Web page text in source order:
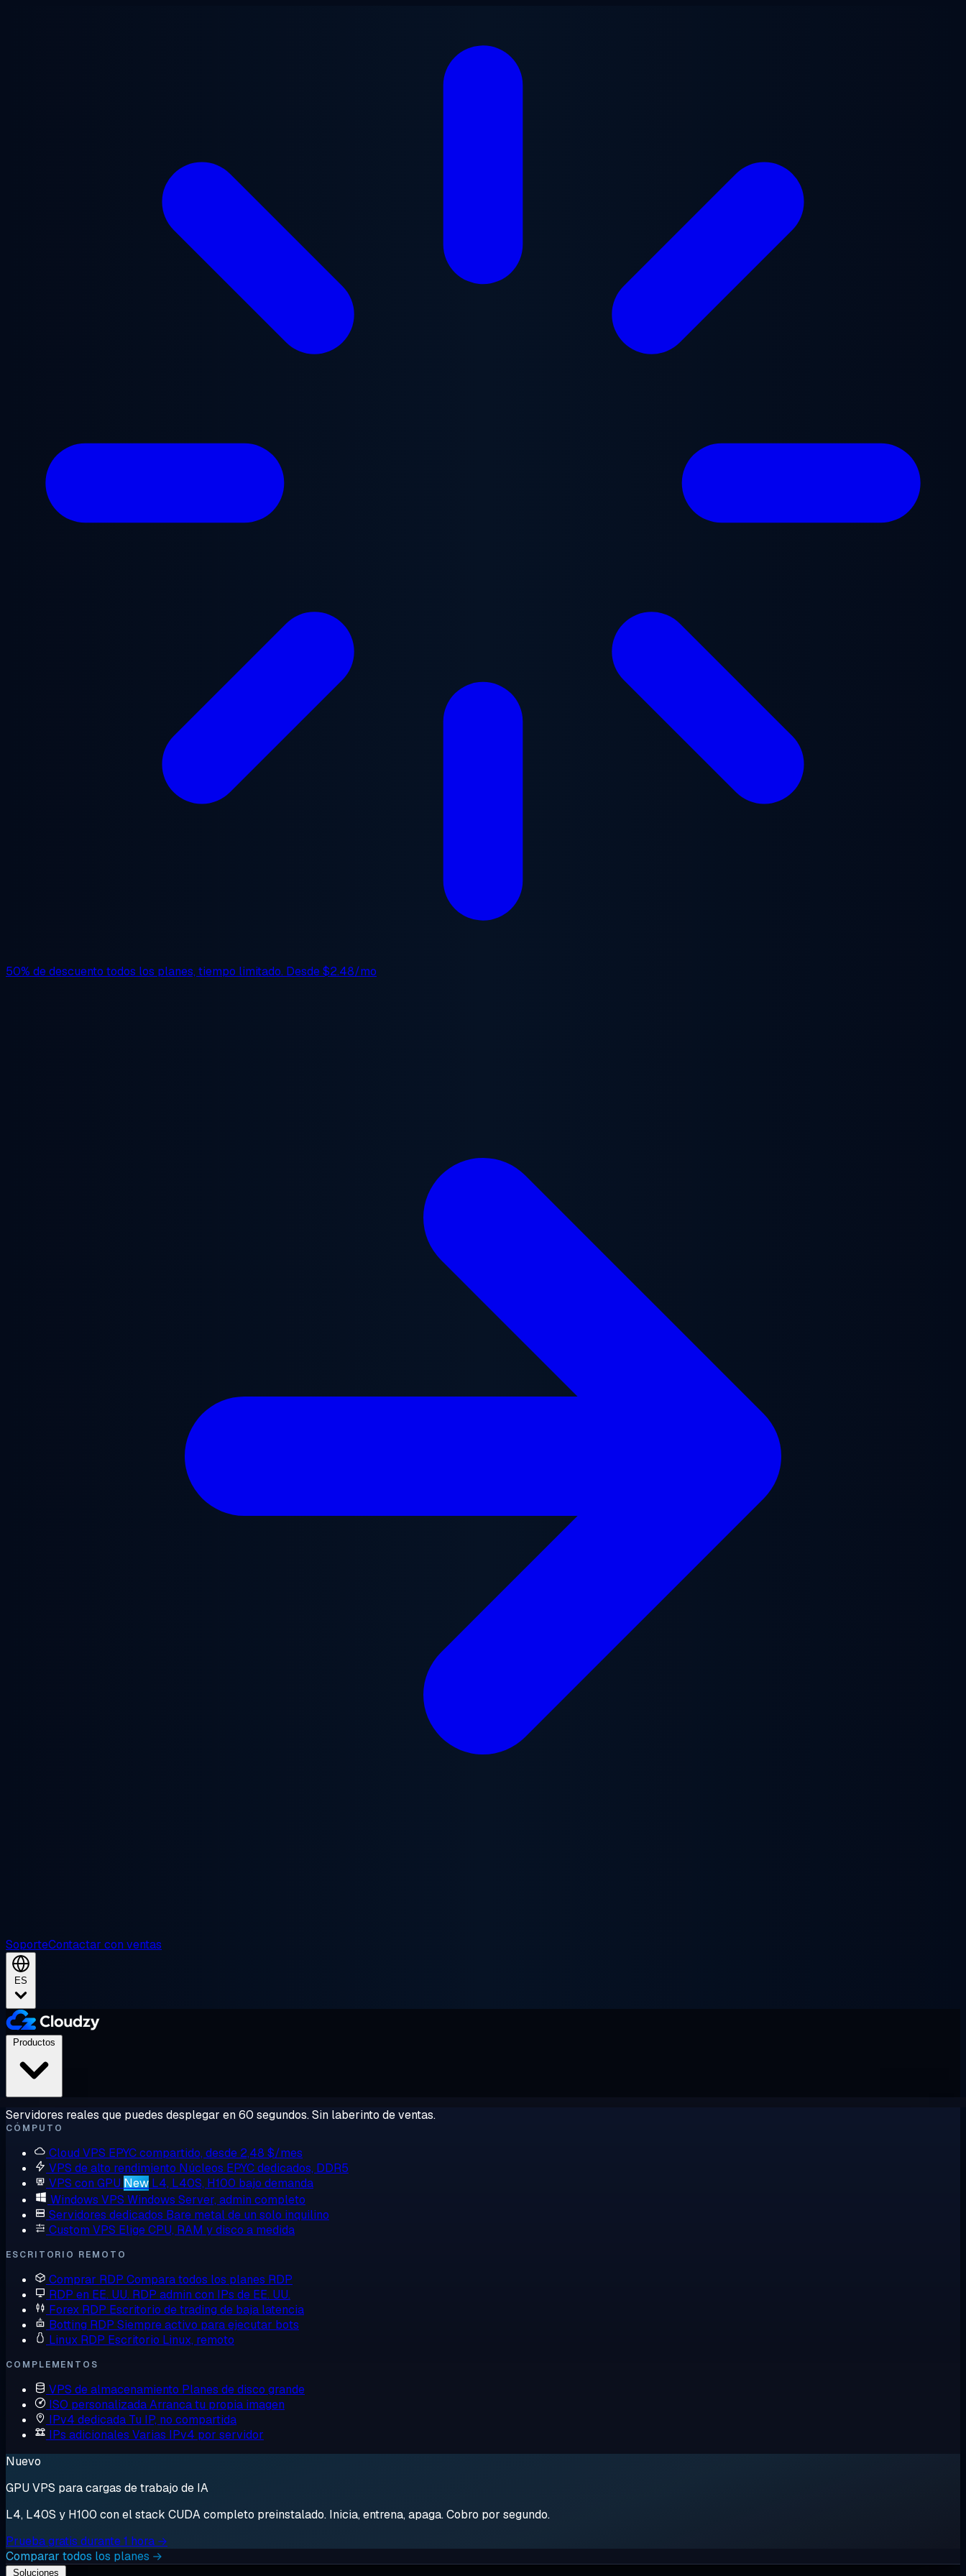
50% de descuento todos los planes, tiempo limitado. Desde$2.48/mo
SoporteContactar con ventas
ES
Servidores reales que puedes desplegar en 60 segundos. Sin laberinto de ventas.
CÓMPUTO
Cloud VPS EPYC compartido, desde 2,48 $/mes
VPS de alto rendimiento Núcleos EPYC dedicados, DDR5
VPS con GPU New L4, L40S, H100 bajo demanda
Windows VPS Windows Server, admin completo
Servidores dedicados Bare metal de un solo inquilino
Custom VPS Elige CPU, RAM y disco a medida
ESCRITORIO REMOTO
Comprar RDP Compara todos los planes RDP
RDP en EE. UU. RDP admin con IPs de EE. UU.
Forex RDP Escritorio de trading de baja latencia
Botting RDP Siempre activo para ejecutar bots
Linux RDP Escritorio Linux, remoto
COMPLEMENTOS
VPS de almacenamiento Planes de disco grande
ISO personalizadaArranca tu propia imagen
IPv4 dedicada Tu IP, no compartida
IPs adicionales Varias IPv4 por servidor
Nuevo
GPU VPS para cargas de trabajo de IA
L4, L40S y H100 con el stack CUDA completo preinstalado. Inicia, entrena, apaga. Cobro por segundo.
Prueba gratis durante 1 hora →
Comparar todos los planes →